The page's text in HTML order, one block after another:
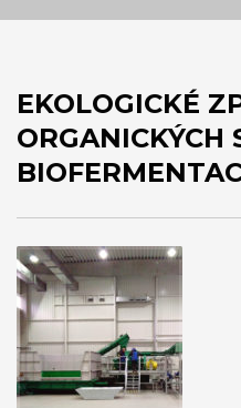
EKOLOGICKÉ
ORGANICKÝCH